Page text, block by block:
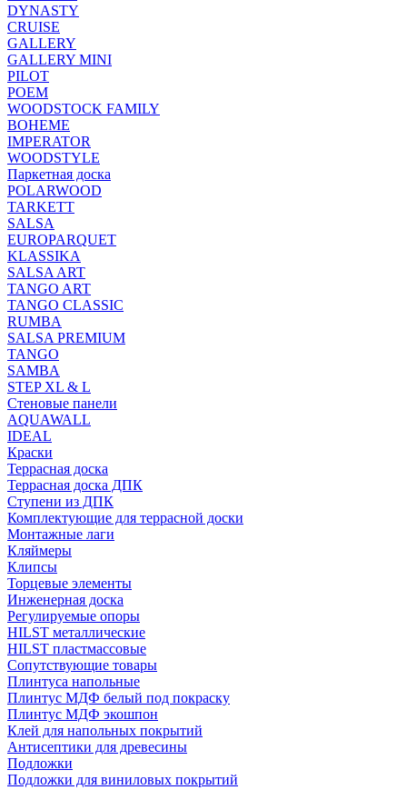
DYNASTY
CRUISE
GALLERY
GALLERY MINI
PILOT
POEM
WOODSTOCK FAMILY
BOHEME
IMPERATOR
WOODSTYLE
Паркетная доска
POLARWOOD
TARKETT
SALSA
EUROPARQUET
KLASSIKA
SALSA ART
TANGO ART
TANGO CLASSIC
RUMBA
SALSA PREMIUM
TANGO
SAMBA
STEP XL & L
Стеновые панели
AQUAWALL
IDEAL
Краски
Террасная доска
Террасная доска ДПК
Ступени из ДПК
Комплектующие для террасной доски
Монтажные лаги
Кляймеры
Клипсы
Торцевые элементы
Инженерная доска
Регулируемые опоры
HILST металлические
HILST пластмассовые
Сопутствующие товары
Плинтуса напольные
Плинтус МДФ белый под покраску
Плинтус МДФ экошпон
Клей для напольных покрытий
Антисептики для древесины
Подложки
Подложки для виниловых покрытий